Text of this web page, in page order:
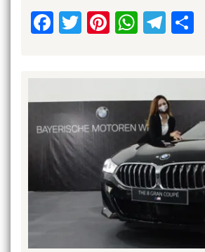
Facebook
Twitter
Pinterest